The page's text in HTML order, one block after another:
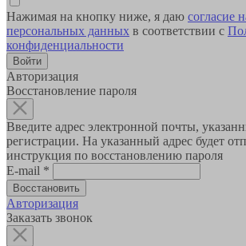
Нажимая на кнопку ниже, я даю согласие
персональных данных в соответствии с
конфиденциальности
Авторизация
Восстановление пароля
Введите адрес электронной почты,
регистрации. На указанный адрес будет
инструкция по восстановлению пароля
E-mail *
Авторизация
Заказать звонок